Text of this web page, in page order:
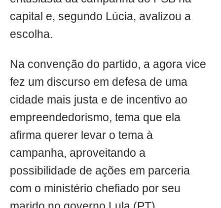
capital e, segundo Lúcia, avalizou a
escolha.
Na convenção do partido, a agora vice
fez um discurso em defesa de uma
cidade mais justa e de incentivo ao
empreendedorismo, tema que ela
afirma querer levar o tema à
campanha, aproveitando a
possibilidade de ações em parceria
com o ministério chefiado por seu